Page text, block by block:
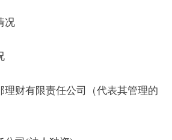
况
理财有限责任公司（代表其管理的